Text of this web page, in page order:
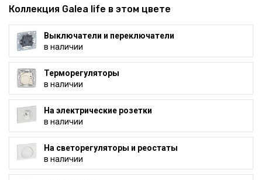
Коллекция Galea life в этом цвете
Выключатели и переключатели
в наличии
Терморегуляторы
в наличии
На электрические розетки
в наличии
На светорегуляторы и реостаты
в наличии